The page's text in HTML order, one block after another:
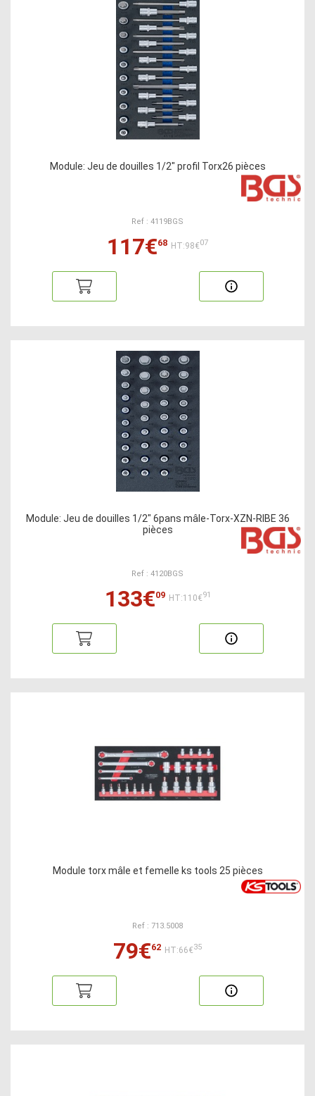
Module: Jeu de douilles 1/2" profil Torx26 pièces
Ref : 4119BGS
117€68 HT:98€07
Module: Jeu de douilles 1/2" 6pans mâle-Torx-XZN-RIBE 36
pièces
Ref : 4120BGS
133€09 HT:110€91
Module torx mâle et femelle ks tools 25 pièces
Ref : 713.5008
79€62 HT:66€35